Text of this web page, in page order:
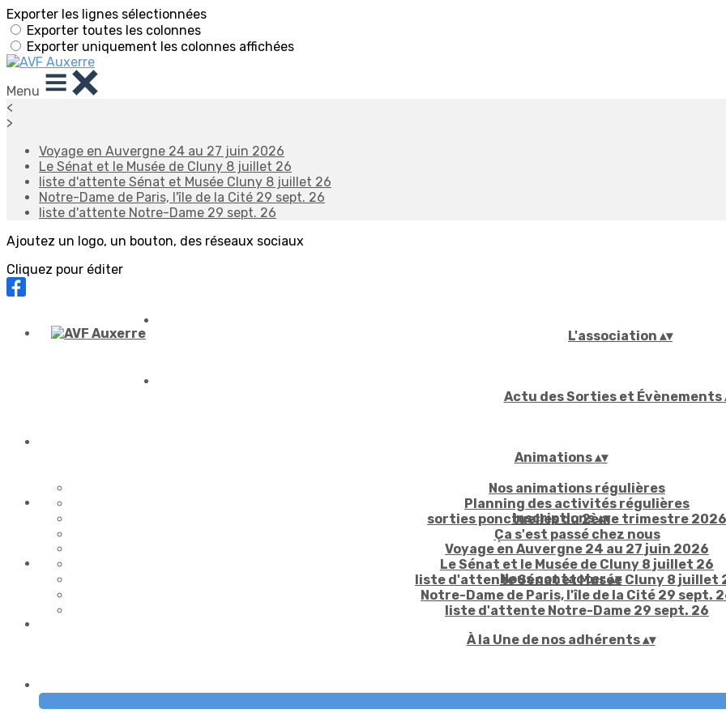
Exporter les lignes sélectionnées
Exporter toutes les colonnes
Exporter uniquement les colonnes affichées
Menu
<
>
Voyage en Auvergne 24 au 27 juin 2026
Le Sénat et le Musée de Cluny 8 juillet 26
liste d'attente Sénat et Musée Cluny 8 juillet 26
Notre-Dame de Paris, l'île de la Cité 29 sept. 26
liste d'attente Notre-Dame 29 sept. 26
Ajoutez un logo, un bouton, des réseaux sociaux
Cliquez pour éditer
L'association ▴▾
Actu des Sorties et Évènements
Animations▴▾
Nos animations régulières
Planning des activités régulières
sorties ponctuelles du 2ème trimestre 2026
Ça s'est passé chez nous
Inscriptions▴▾
Voyage en Auvergne 24 au 27 juin 2026
Le Sénat et le Musée de Cluny 8 juillet 26
liste d'attente Sénat et Musée Cluny 8 juillet
Notre-Dame de Paris, l'île de la Cité 29 sept.
liste d'attente Notre-Dame 29 sept. 26
Nous contacter▴▾
À la Une de nos adhérents▴▾